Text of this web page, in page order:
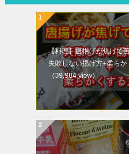
【料理】唐揚げが焦げて
失敗しない揚げ方+柔ら
（39,984 view）